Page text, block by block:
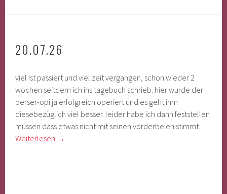
20.07.26
viel ist passiert und viel zeit vergangen, schon wieder 2
wochen seitdem ich ins tagebuch schrieb. hier wurde der
perser-opi ja erfolgreich operiert und es geht ihm
diesebezüglich viel besser. leider habe ich dann feststellen
müssen dass etwas nicht mit seinen vorderbeien stimmt.
Weiterlesen →